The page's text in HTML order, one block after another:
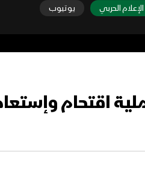
الإعلام الحربي يوتيوب
اقتحام